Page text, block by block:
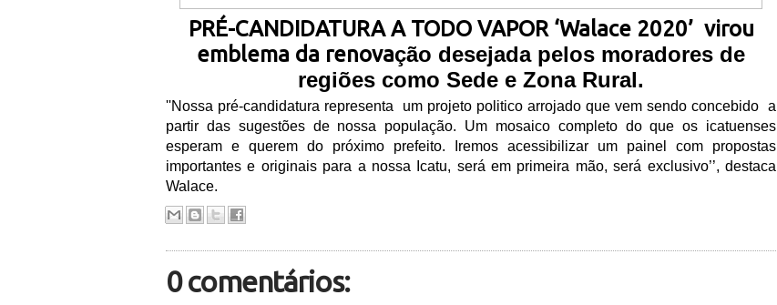
PRÉ-CANDIDATURA A TODO VAPOR ‘Walace 2020’ virou
emblema da renovação desejada pelos moradores de
regiões como Sede e Zona Rural.
''Nossa pré-candidatura representa um projeto politico arrojado que vem sendo concebido a
partir das sugestões de nossa população. Um mosaico completo do que os icatuenses
esperam e querem do próximo prefeito. Iremos acessibilizar um painel com propostas
importantes e originais para a nossa Icatu, será em primeira mão, será exclusivo’’, destaca
Walace.
0 comentários: